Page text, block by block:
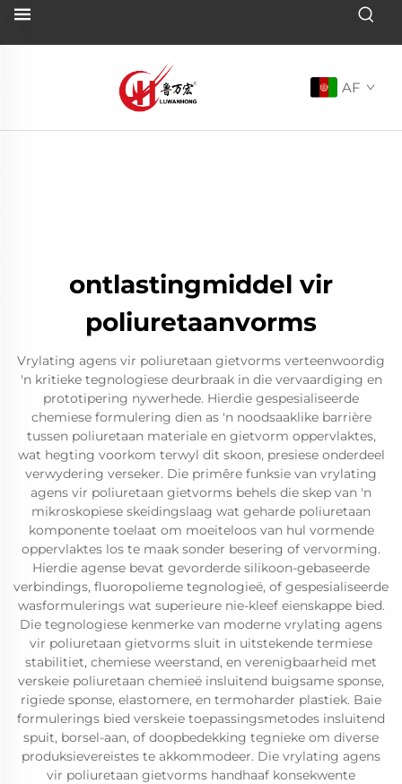
AF
ontlastingmiddel vir
poliuretaanvorms
Vrylating agens vir poliuretaan gietvorms verteenwoordig
'n kritieke tegnologiese deurbraak in die vervaardiging en
prototipering nywerhede. Hierdie gespesialiseerde
chemiese formulering dien as 'n noodsaaklike barrière
tussen poliuretaan materiale en gietvorm oppervlaktes,
wat hegting voorkom terwyl dit skoon, presiese onderdeel
verwydering verseker. Die primêre funksie van vrylating
agens vir poliuretaan gietvorms behels die skep van 'n
mikroskopiese skeidingslaag wat geharde poliuretaan
komponente toelaat om moeiteloos van hul vormende
oppervlaktes los te maak sonder besering of vervorming.
Hierdie agense bevat gevorderde silikoon-gebaseerde
verbindings, fluoropolieme tegnologieë, of gespesialiseerde
wasformulerings wat superieure nie-kleef eienskappe bied.
Die tegnologiese kenmerke van moderne vrylating agens
vir poliuretaan gietvorms sluit in uitstekende termiese
stabilitiet, chemiese weerstand, en verenigbaarheid met
verskeie poliuretaan chemieë insluitend buigsame sponse,
rigiede sponse, elastomere, en termoharder plastiek. Baie
formulerings bied verskeie toepassingsmetodes insluitend
spuit, borsel-aan, of doopbedekking tegnieke om diverse
produksievereistes te akkommodeer. Die vrylating agens
vir poliuretaan gietvorms handhaaf konsekwente